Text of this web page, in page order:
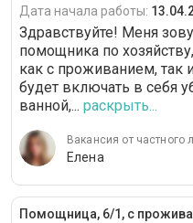
Дата начала работы:
Здравствуйте! Меня
помощника по
как с проживанием, так
будет включать в себя
ванной,... раскрыть...
Вакансия от частного
Елена
Помощница, 6/1, с